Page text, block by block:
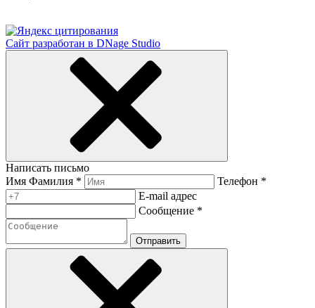
Сайт разработан в DNage Studio
Написать письмо
Имя Фамилия *
Телефон *
E-mail адрес
Сообщение *
Отправить